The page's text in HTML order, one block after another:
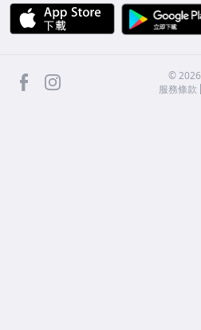
APP Store
facebook ©2026
服務條款